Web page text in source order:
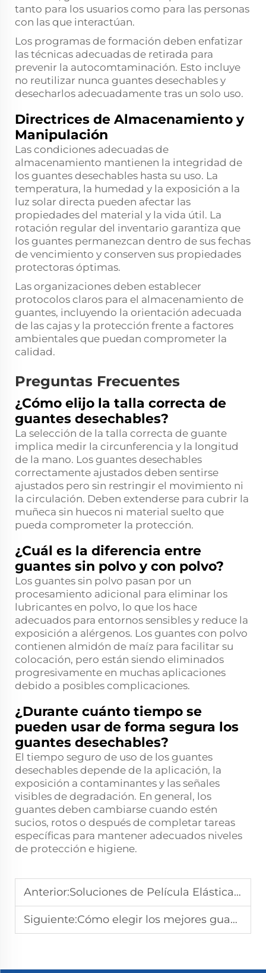
tanto para los usuarios como para las personas
con las que interactúan.
Los programas de formación deben enfatizar
las técnicas adecuadas de retirada para
prevenir la autocomtaminación. Esto incluye
no reutilizar nunca guantes desechables y
desecharlos adecuadamente tras un solo uso.
Directrices de Almacenamiento y
Manipulación
Las condiciones adecuadas de
almacenamiento mantienen la integridad de
los guantes desechables hasta su uso. La
temperatura, la humedad y la exposición a la
luz solar directa pueden afectar las
propiedades del material y la vida útil. La
rotación regular del inventario garantiza que
los guantes permanezcan dentro de sus fechas
de vencimiento y conserven sus propiedades
protectoras óptimas.
Las organizaciones deben establecer
protocolos claros para el almacenamiento de
guantes, incluyendo la orientación adecuada
de las cajas y la protección frente a factores
ambientales que puedan comprometer la
calidad.
Preguntas Frecuentes
¿Cómo elijo la talla correcta de
guantes desechables?
La selección de la talla correcta de guante
implica medir la circunferencia y la longitud
de la mano. Los guantes desechables
correctamente ajustados deben sentirse
ajustados pero sin restringir el movimiento ni
la circulación. Deben extenderse para cubrir la
muñeca sin huecos ni material suelto que
pueda comprometer la protección.
¿Cuál es la diferencia entre
guantes sin polvo y con polvo?
Los guantes sin polvo pasan por un
procesamiento adicional para eliminar los
lubricantes en polvo, lo que los hace
adecuados para entornos sensibles y reduce la
exposición a alérgenos. Los guantes con polvo
contienen almidón de maíz para facilitar su
colocación, pero están siendo eliminados
progresivamente en muchas aplicaciones
debido a posibles complicaciones.
¿Durante cuánto tiempo se
pueden usar de forma segura los
guantes desechables?
El tiempo seguro de uso de los guantes
desechables depende de la aplicación, la
exposición a contaminantes y las señales
visibles de degradación. En general, los
guantes deben cambiarse cuando estén
sucios, rotos o después de completar tareas
específicas para mantener adecuados niveles
de protección e higiene.
Anterior:Soluciones de Película Elástica Ecológicas para 2025
Siguiente:Cómo elegir los mejores guantes compostables: consejos de expertos